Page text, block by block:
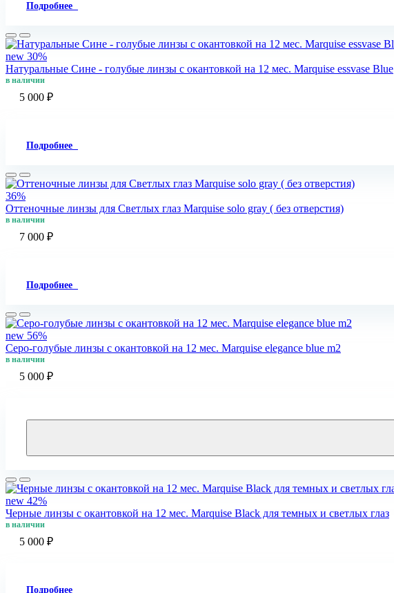
Подробнее
new 30%
Натуральные Сине - голубые линзы c окантовкой на 12 мес. Marquise essvase Blue
в наличии
5 000 ₽
Подробнее
36%
Оттеночные линзы для Светлых глаз Marquise solo gray ( без отверстия)
в наличии
7 000 ₽
Подробнее
new 56%
Серо-голубые линзы c окантовкой на 12 мес. Marquise elegance blue m2
в наличии
5 000 ₽
new 42%
Черные линзы c окантовкой на 12 мес. Marquise Black для темных и светлых глаз
в наличии
5 000 ₽
Подробнее